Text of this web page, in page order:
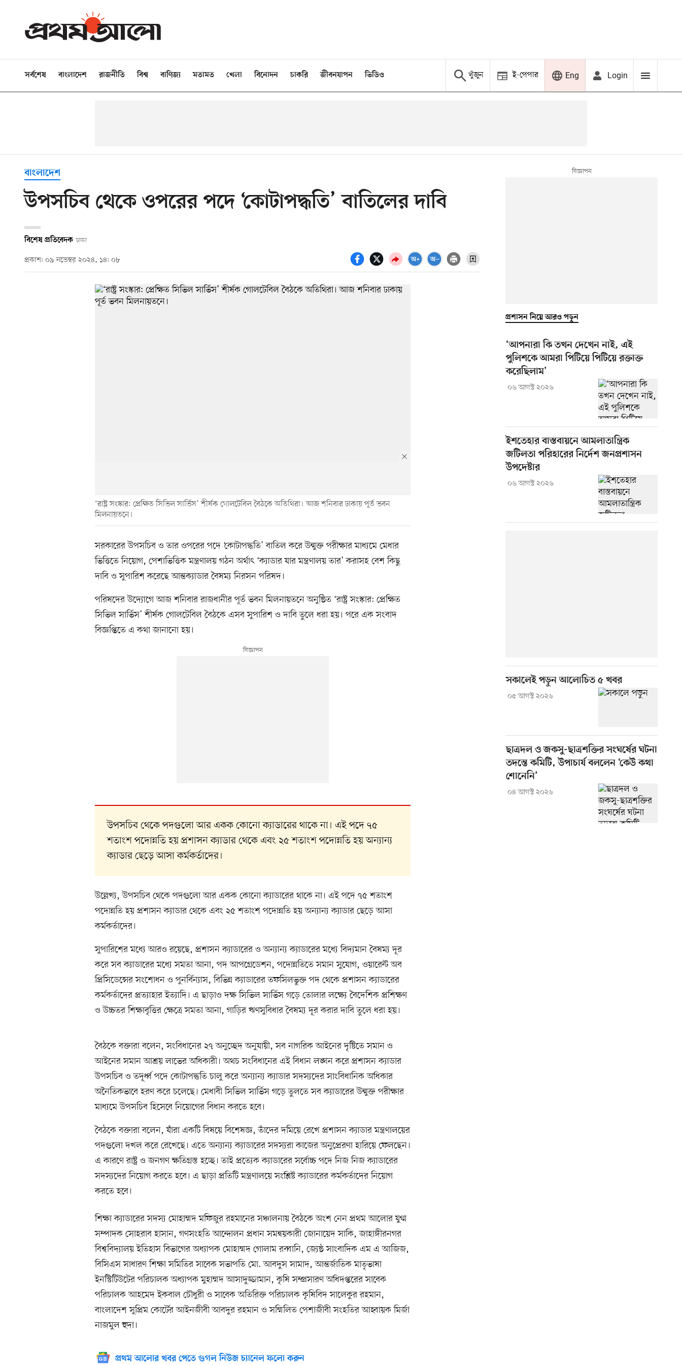
সর্বশেষ বাংলাদেশ রাজনীতি বিশ্ব বাণিজ্য মতামত খেলা বিনোদন চাকরি জীবনযাপন ভিডিও খুঁজুন ই-পেপার Eng Login
বাংলাদেশ
উপসচিব থেকে ওপরের পদে ‘কোটাপদ্ধতি’ বাতিলের দাবি
বিশেষ প্রতিবেদক ঢাকা
প্রকাশ: ০৯ নভেম্বর ২০২৪, ১৪: ০৮
‘রাষ্ট্র সংস্কার: প্রেক্ষিত সিভিল সার্ভিস’ শীর্ষক গোলটেবিল বৈঠকে অতিথিরা। আজ শনিবার ঢাকায় পূর্ত ভবন
মিলনায়তনে।
সরকারের উপসচিব ও তার ওপরের পদে ‘কোটাপদ্ধতি’ বাতিল করে উন্মুক্ত পরীক্ষার মাধ্যমে মেধার
ভিত্তিতে নিয়োগ, পেশাভিত্তিক মন্ত্রণালয় গঠন অর্থাৎ ‘ক্যাডার যার মন্ত্রণালয় তার’ করাসহ বেশ কিছু
দাবি ও সুপারিশ করেছে আন্তক্যাডার বৈষম্য নিরসন পরিষদ।
পরিষদের উদ্যোগে আজ শনিবার রাজধানীর পূর্ত ভবন মিলনায়তনে অনুষ্ঠিত ‘রাষ্ট্র সংস্কার: প্রেক্ষিত
সিভিল সার্ভিস’ শীর্ষক গোলটেবিল বৈঠকে এসব সুপারিশ ও দাবি তুলে ধরা হয়। পরে এক সংবাদ
বিজ্ঞপ্তিতে এ কথা জানানো হয়।
উপসচিব থেকে পদগুলো আর একক কোনো ক্যাডারের থাকে না। এই পদে ৭৫
শতাংশ পদোন্নতি হয় প্রশাসন ক্যাডার থেকে এবং ২৫ শতাংশ পদোন্নতি হয় অন্যান্য
ক্যাডার ছেড়ে আসা কর্মকর্তাদের।
উল্লেখ্য, উপসচিব থেকে পদগুলো আর একক কোনো ক্যাডারের থাকে না। এই পদে ৭৫ শতাংশ
পদোন্নতি হয় প্রশাসন ক্যাডার থেকে এবং ২৫ শতাংশ পদোন্নতি হয় অন্যান্য ক্যাডার ছেড়ে আসা
কর্মকর্তাদের।
সুপারিশের মধ্যে আরও রয়েছে, প্রশাসন ক্যাডারের ও অন্যান্য ক্যাডারের মধ্যে বিদ্যমান বৈষম্য দূর
করে সব ক্যাডারের মধ্যে সমতা আনা, পদ আপগ্রেডেশন, পদোন্নতিতে সমান সুযোগ, ওয়ারেন্ট অব
প্রিসিডেন্সের সংশোধন ও পুনর্বিন্যাস, বিভিন্ন ক্যাডারের তফসিলভুক্ত পদ থেকে প্রশাসন ক্যাডারের
কর্মকর্তাদের প্রত্যাহার ইত্যাদি। এ ছাড়াও দক্ষ সিভিল সার্ভিস গড়ে তোলার লক্ষ্যে বৈদেশিক প্রশিক্ষণ
ও উচ্চতর শিক্ষাবৃত্তির ক্ষেত্রে সমতা আনা, গাড়ির ঋণসুবিধার বৈষম্য দূর করার দাবি তুলে ধরা হয়।
বৈঠকে বক্তারা বলেন, সংবিধানের ২৭ অনুচ্ছেদ অনুযায়ী, সব নাগরিক আইনের দৃষ্টিতে সমান ও
আইনের সমান আশ্রয় লাভের অধিকারী। অথচ সংবিধানের এই বিধান লঙ্ঘন করে প্রশাসন ক্যাডার
উপসচিব ও তদূর্ধ্ব পদে কোটাপদ্ধতি চালু করে অন্যান্য ক্যাডার সদস্যদের সাংবিধানিক অধিকার
অনৈতিকভাবে হরণ করে চলেছে। মেধাবী সিভিল সার্ভিস গড়ে তুলতে সব ক্যাডারের উন্মুক্ত পরীক্ষার
মাধ্যমে উপসচিব হিসেবে নিয়োগের বিধান করতে হবে।
বৈঠকে বক্তারা বলেন, যাঁরা একটি বিষয়ে বিশেষজ্ঞ, তাঁদের দমিয়ে রেখে প্রশাসন ক্যাডার মন্ত্রণালয়ের
পদগুলো দখল করে রেখেছে। এতে অন্যান্য ক্যাডারের সদস্যরা কাজের অনুপ্রেরণা হারিয়ে ফেলছেন।
এ কারণে রাষ্ট্র ও জনগণ ক্ষতিগ্রস্ত হচ্ছে। তাই প্রত্যেক ক্যাডারের সর্বোচ্চ পদে নিজ নিজ ক্যাডারের
সদস্যদের নিয়োগ করতে হবে। এ ছাড়া প্রতিটি মন্ত্রণালয়ে সংশ্লিষ্ট ক্যাডারের কর্মকর্তাদের নিয়োগ
করতে হবে।
শিক্ষা ক্যাডারের সদস্য মোহাম্মদ মফিজুর রহমানের সঞ্চালনায় বৈঠকে অংশ নেন প্রথম আলোর যুগ্ম
সম্পাদক সোহরাব হাসান, গণসংহতি আন্দোলন প্রধান সমন্বয়কারী জোনায়েদ সাকি, জাহাঙ্গীরনগর
বিশ্ববিদ্যালয় ইতিহাস বিভাগের অধ্যাপক মোহাম্মদ গোলাম রব্বানি, জ্যেষ্ঠ সাংবাদিক এম এ আজিজ,
বিসিএস সাধারণ শিক্ষা সমিতির সাবেক সভাপতি মো. আবদুস সামাদ, আন্তর্জাতিক মাতৃভাষা
ইনস্টিটিউটের পরিচালক অধ্যাপক মুহাম্মদ আসাদুজ্জামান, কৃষি সম্প্রসারণ অধিদপ্তরের সাবেক
পরিচালক আহমেদ ইকবাল চৌধুরী ও সাবেক অতিরিক্ত পরিচালক কৃষিবিদ সালেকুর রহমান,
বাংলাদেশ সুপ্রিম কোর্টের আইনজীবী আবদুর রহমান ও সম্মিলিত পেশাজীবী সংহতির আহ্বায়ক মির্জা
নাজমুল হুদা।
প্রথম আলোর খবর পেতে গুগল নিউজ চ্যানেল ফলো করুন
প্রশাসন নিয়ে আরও পড়ুন
‘আপনারা কি তখন দেখেন নাই, এই
পুলিশকে আমরা পিটিয়ে পিটিয়ে রক্তাক্ত
করেছিলাম’
০৬ আগস্ট ২০২৬
ইশতেহার বাস্তবায়নে আমলাতান্ত্রিক
জটিলতা পরিহারের নির্দেশ জনপ্রশাসন
উপদেষ্টার
০৬ আগস্ট ২০২৬
সকালেই পড়ুন আলোচিত ৫ খবর
০৫ আগস্ট ২০২৬
ছাত্রদল ও জকসু-ছাত্রশক্তির সংঘর্ষের ঘটনা
তদন্তে কমিটি, উপাচার্য বললেন ‘কেউ কথা
শোনেনি’
০৪ আগস্ট ২০২৬